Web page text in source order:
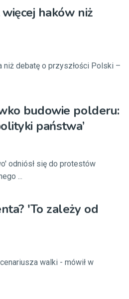
haków niż
niż debatę o przyszłości Polski –
budowie polderu:
państwa’
odniósł się do protestów
...
'To zależy od
walki - mówił w